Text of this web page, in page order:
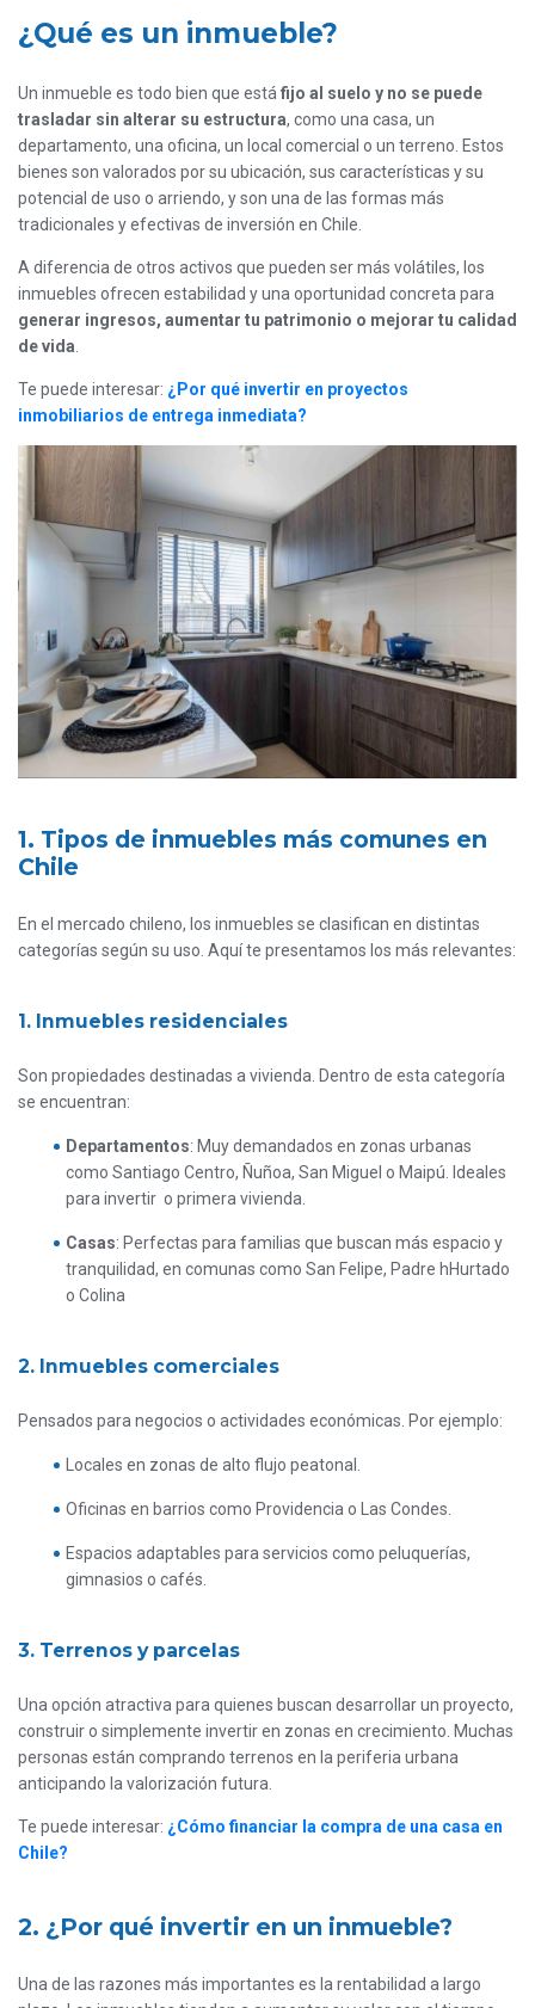
¿Qué es un inmueble?
Un inmueble es todo bien que estáfijo al suelo y no se puede
trasladar sin alterar su estructura, como una casa, un
departamento, una oficina, un local comercial o un terreno. Estos
bienes son valorados por su ubicación, sus características y su
potencial de uso o arriendo, y son una de las formas más
tradicionales y efectivas de inversión en Chile.
A diferencia de otros activos que pueden ser más volátiles, los
inmuebles ofrecen estabilidad y una oportunidad concreta para
generar ingresos, aumentar tu patrimonio o mejorar tu calidad
de vida.
Te puede interesar: ¿Por qué invertir en proyectos
inmobiliarios de entrega inmediata?
1. Tipos de inmuebles más comunes en
Chile
En el mercado chileno, los inmuebles se clasifican en distintas
categorías según su uso. Aquí te presentamos los más relevantes:
1. Inmuebles residenciales
Son propiedades destinadas a vivienda. Dentro de esta categoría
se encuentran:
Departamentos: Muy demandados en zonas urbanas
como Santiago Centro, Ñuñoa, San Miguel o Maipú. Ideales
para invertir o primera vivienda.
Casas: Perfectas para familias que buscan más espacio y
tranquilidad, en comunas como San Felipe, Padre hHurtado
o Colina
2. Inmuebles comerciales
Pensados para negocios o actividades económicas. Por ejemplo:
Locales en zonas de alto flujo peatonal.
Oficinas en barrios como Providencia o Las Condes.
Espacios adaptables para servicios como peluquerías,
gimnasios o cafés.
3. Terrenos y parcelas
Una opción atractiva para quienes buscan desarrollar un proyecto,
construir o simplemente invertir en zonas en crecimiento. Muchas
personas están comprando terrenos en la periferia urbana
anticipando la valorización futura.
Te puede interesar: ¿Cómo financiar la compra de una casa en
Chile?
2. ¿Por qué invertir en un inmueble?
Una de las razones más importantes es la rentabilidad a largo